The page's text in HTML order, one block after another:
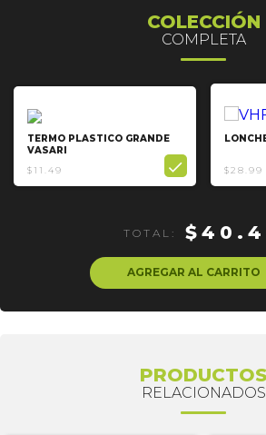
TERMO PLASTICO GRANDE
VASARI
$11.49
 $28.99
COLECCIÓN
COMPLETA
TOTAL:
AGREGAR AL CARRITO
PRODUCTOS
RELACIONADOS